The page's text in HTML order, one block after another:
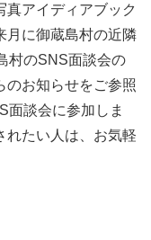
真アイディアブック
月に御蔵島村の近隣
村のSNS面談会の
のお知らせをご参照
面談会に参加しま
れたい人は、お気軽